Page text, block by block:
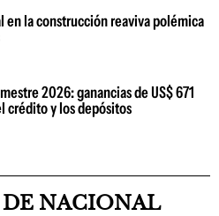
en la construcción reaviva polémica
2026: ganancias de US$ 671
crédito y los depósitos
NACIONAL